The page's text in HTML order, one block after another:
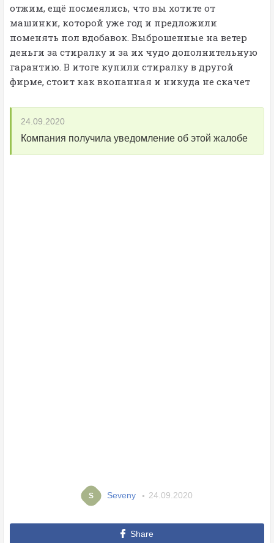
отжим, ещё посмеялись, что вы хотите от
машинки, которой уже год и предложили
поменять пол вдобавок. Выброшенные на ветер
деньги за стиралку и за их чудо дополнительную
гарантию. В итоге купили стиралку в другой
фирме, стоит как вкопанная и никуда не скачет
24.09.2020
Компания получила уведомление об этой жалобе
S Seveny 24.09.2020
Share